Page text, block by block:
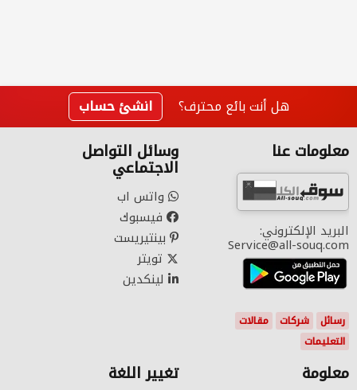
هل أنت بائع محترف؟ انشئ حساب
معلومات عنا
البريد الإلكتروني:
Service@all-souq.com
رسائل شركات
مقالات
التعليمات
وسائل التواصل
الاجتماعي
واتس اب
فيسبوك
بينتيريست
تويتر
لينكدين
معلومة تغيير اللغة